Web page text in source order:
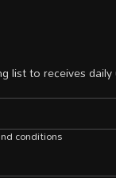
list to receives
conditions